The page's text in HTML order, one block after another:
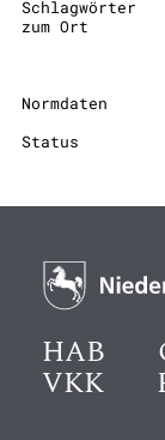
Schlagwörter
zum Ort
Normdaten
Status
HAB
VKK